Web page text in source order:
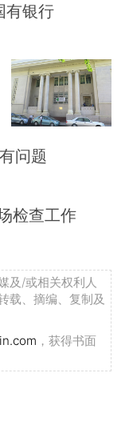
有银行
问题
检查工作
及/或相关权利人
载、摘编、复制及
，获得书面